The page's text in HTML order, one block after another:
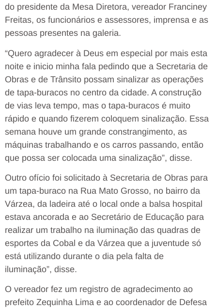
do presidente da Mesa Diretora, vereador Franciney
Freitas, os funcionários e assessores, imprensa e as
pessoas presentes na galeria.
“Quero agradecer à Deus em especial por mais esta
noite e inicio minha fala pedindo que a Secretaria de
Obras e de Trânsito possam sinalizar as operações
de tapa-buracos no centro da cidade. A construção
de vias leva tempo, mas o tapa-buracos é muito
rápido e quando fizerem coloquem sinalização. Essa
semana houve um grande constrangimento, as
máquinas trabalhando e os carros passando, então
que possa ser colocada uma sinalização”, disse.
Outro ofício foi solicitado à Secretaria de Obras para
um tapa-buraco na Rua Mato Grosso, no bairro da
Várzea, da ladeira até o local onde a balsa hospital
estava ancorada e ao Secretário de Educação para
realizar um trabalho na iluminação das quadras de
esportes da Cobal e da Várzea que a juventude só
está utilizando durante o dia pela falta de
iluminação”, disse.
O vereador fez um registro de agradecimento ao
prefeito Zequinha Lima e ao coordenador de Defesa